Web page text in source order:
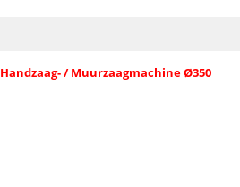
/ Muurzaagmachine Ø350